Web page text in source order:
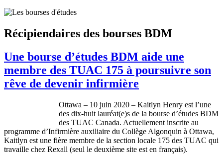
Récipiendaires des bourses BDM
Une bourse d’études BDM aide une
membre des TUAC 175 à poursuivre son
rêve de devenir infirmière
Ottawa – 10 juin 2020 – Kaitlyn Henry est l’une
des dix-huit lauréat(e)s de la bourse d’études BDM
des TUAC Canada. Actuellement inscrite au
programme d’Infirmière auxiliaire du Collège Algonquin à Ottawa,
Kaitlyn est une fière membre de la section locale 175 des TUAC qui
travaille chez Rexall (seul le deuxième site est en français).